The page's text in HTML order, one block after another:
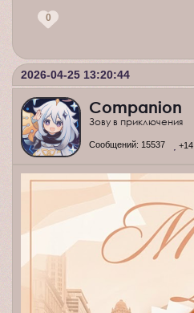
0
2026-04-25 13:20:44
Companion
Зову в приключения
Сообщений: 15537 +14